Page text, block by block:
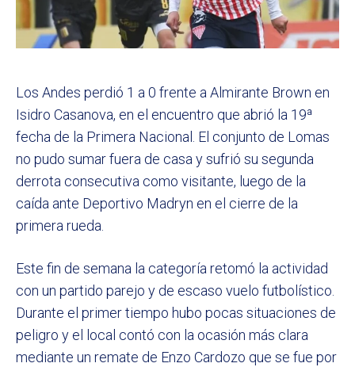
Los Andes perdió 1 a 0 frente a Almirante Brown en
Isidro Casanova, en el encuentro que abrió la 19ª
fecha de la Primera Nacional. El conjunto de Lomas
no pudo sumar fuera de casa y sufrió su segunda
derrota consecutiva como visitante, luego de la
caída ante Deportivo Madryn en el cierre de la
primera rueda.
Este fin de semana la categoría retomó la actividad
con un partido parejo y de escaso vuelo futbolístico.
Durante el primer tiempo hubo pocas situaciones de
peligro y el local contó con la ocasión más clara
mediante un remate de Enzo Cardozo que se fue por